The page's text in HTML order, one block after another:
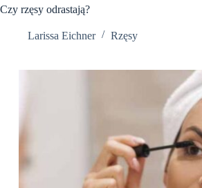
Czy rzęsy odrastają?
Larissa Eichner Rzęsy